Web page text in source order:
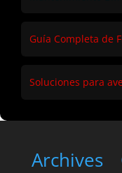
Guía Completa de
Soluciones para
Archives